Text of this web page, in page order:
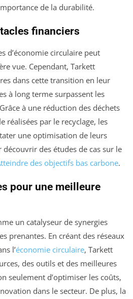
de la durabilité.
financiers
d’économie circulaire peut
vue. Cependant, Tarkett
dans cette transition en leur
à long terme surpassent les
à une réduction des déchets
réalisées par le recyclage, les
une optimisation de leurs
des études de cas sur le
des objectifs bas carbone.
pour une meilleure
un catalyseur de synergies
prenantes. En créant des réseaux
l’économie circulaire, Tarkett
des outils et des meilleures
seulement d’optimiser les coûts,
dans le secteur. De plus, la